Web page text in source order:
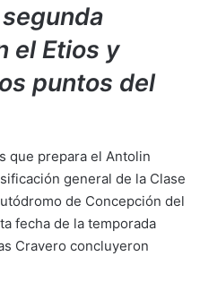
el Etios y
puntos del
que prepara el Antolin
general de la Clase
de Concepción del
fecha de la temporada
Cravero concluyeron